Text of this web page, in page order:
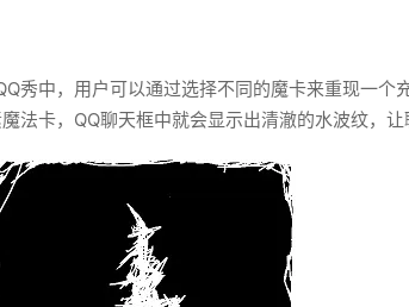
秀中，用户可以通过选择不同的魔卡来重现一个
卡，QQ聊天框中就会显示出清澈的水波纹，让